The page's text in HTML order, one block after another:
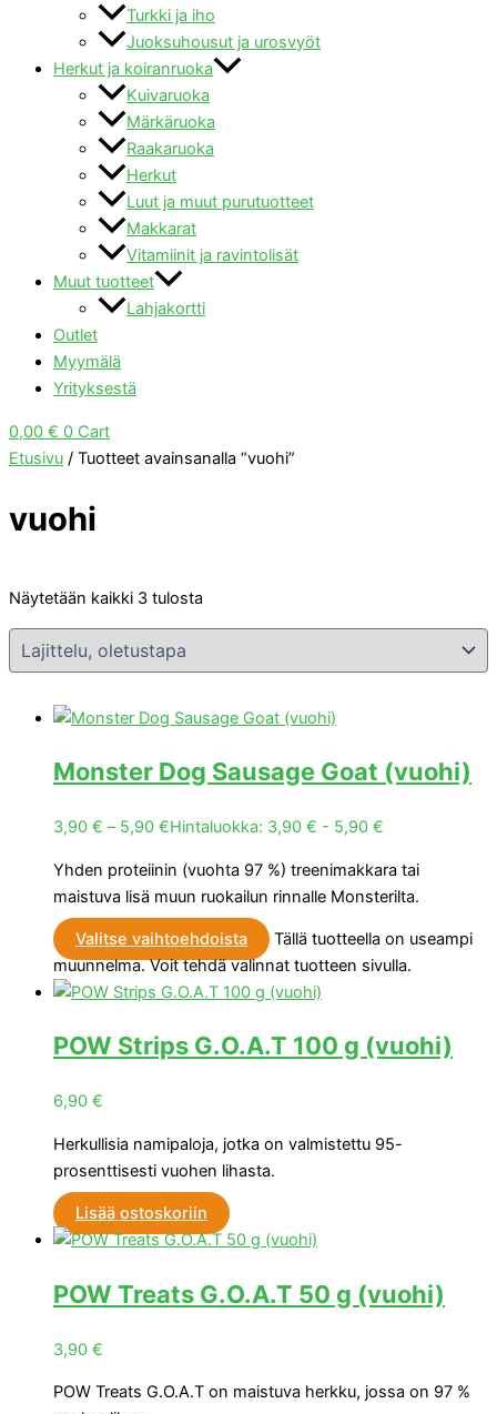
Turkki ja iho
Juoksuhousut ja urosvyöt
Herkut ja koiranruoka
Kuivaruoka
Märkäruoka
Raakaruoka
Herkut
Luut ja muut purutuotteet
Makkarat
Vitamiinit ja ravintolisät
Muut tuotteet
Lahjakortti
Outlet
Myymälä
Yrityksestä
0,00 € 0 Cart
Etusivu / Tuotteet avainsanalla “vuohi”
vuohi
Näytetään kaikki 3 tulosta
Monster Dog Sausage Goat (vuohi)
3,90 € – 5,90 €Hintaluokka: 3,90 € - 5,90 €
Yhden proteiinin (vuohta 97 %) treenimakkara tai
maistuva lisä muun ruokailun rinnalle Monsterilta.
Valitse vaihtoehdoista
Tällä tuotteella on useampi
muunnelma. Voit tehdä valinnat tuotteen sivulla.
POW Strips G.O.A.T 100 g (vuohi)
6,90 €
Herkullisia namipaloja, jotka on valmistettu 95-
prosenttisesti vuohen lihasta.
Lisää ostoskoriin
POW Treats G.O.A.T 50 g (vuohi)
3,90 €
POW Treats G.O.A.T on maistuva herkku, jossa on 97 %